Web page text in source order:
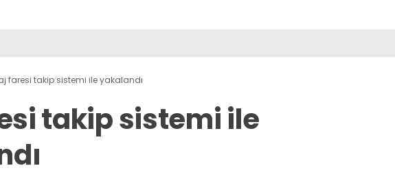
faresi takip sistemi ile yakalandı
takip sistemi ile